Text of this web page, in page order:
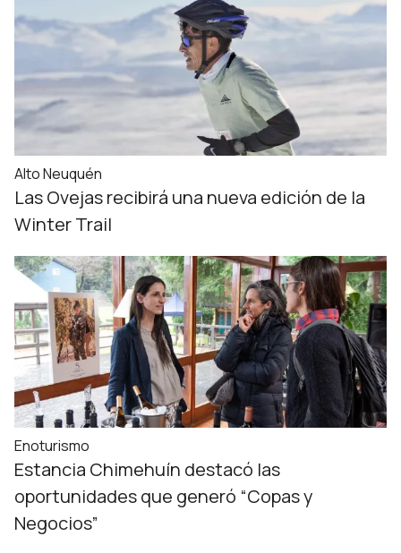
Alto Neuquén
Las Ovejas recibirá una nueva edición de la
Winter Trail
Enoturismo
Estancia Chimehuín destacó las
oportunidades que generó “Copas y
Negocios”